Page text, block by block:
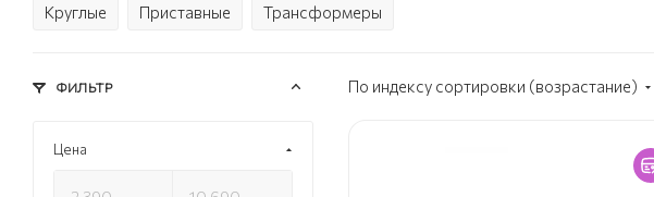
Круглые Приставные Трансформеры
По индексу сортировки (возрастание)
ФИЛЬТР
Цена